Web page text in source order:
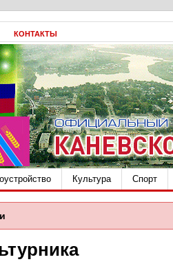
КОНТАКТЫ
Культура Спорт